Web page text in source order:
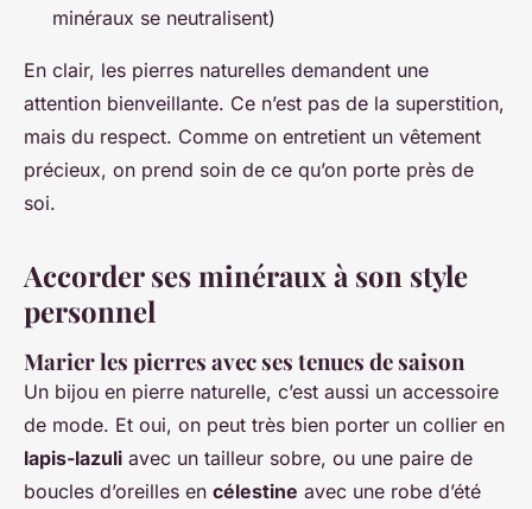
minéraux se neutralisent)
En clair, les pierres naturelles demandent une
attention bienveillante. Ce n’est pas de la superstition,
mais du respect. Comme on entretient un vêtement
précieux, on prend soin de ce qu’on porte près de
soi.
Accorder ses minéraux à son style
personnel
Marier les pierres avec ses tenues de saison
Un bijou en pierre naturelle, c’est aussi un accessoire
de mode. Et oui, on peut très bien porter un collier en
lapis-lazuli avec un tailleur sobre, ou une paire de
boucles d’oreilles en célestine avec une robe d’été